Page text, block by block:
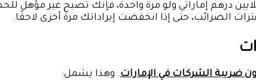
تجاوزت الحد الأقصى البالغ 3 ملايين درهم إماراتي ولو مرة واحدة، فإنك تصبح غير
الضرائب، حتى إذا انخفضت إيراداتك مرة أخرى لاحقًا.
ضريبة الشركات في الإمارات. وهذا يشمل: